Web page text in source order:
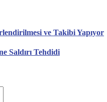
ve Takibi Yapıyor
Saldırı Tehdidi